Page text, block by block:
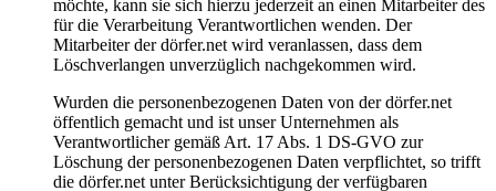
möchte, kann sie sich hierzu jederzeit an einen Mitarbeiter des
für die Verarbeitung Verantwortlichen wenden. Der
Mitarbeiter der dörfer.net wird veranlassen, dass dem
Löschverlangen unverzüglich nachgekommen wird.
Wurden die personenbezogenen Daten von der dörfer.net
öffentlich gemacht und ist unser Unternehmen als
Verantwortlicher gemäß Art. 17 Abs. 1 DS-GVO zur
Löschung der personenbezogenen Daten verpflichtet, so trifft
die dörfer.net unter Berücksichtigung der verfügbaren